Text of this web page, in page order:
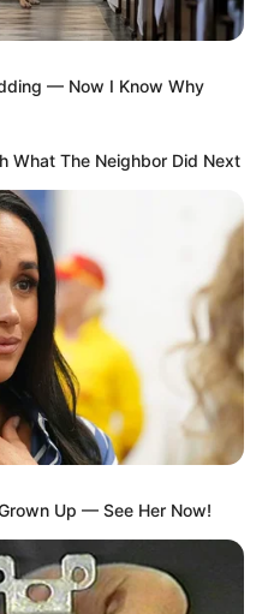
να είμαστε κοντά… Η
καταγράφει αυξημένη
πληροφοριών στην...
ΑΡΈΣΕΙ
ΕΓΓΡΑΦΕΊΤΕ
ΑΚΟΛΟΥΘΉΣΤΕ
— Now I Know Why
What The Neighbor Did Next
Up — See Her Now!